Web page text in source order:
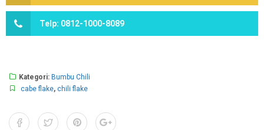
Telp: 0812-1000-8089
Kategori: Bumbu Chili
cabe flake, chili flake